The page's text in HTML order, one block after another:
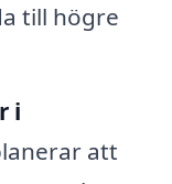
till högre
i
att